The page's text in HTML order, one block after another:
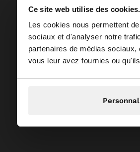
Ce site web utilise des cookies.
Les cookies nous permettent
sociaux et d'analyser notre
partenaires de médias
vous leur avez fournies ou
bonjour
Vous accédez au site
E£ 699,00